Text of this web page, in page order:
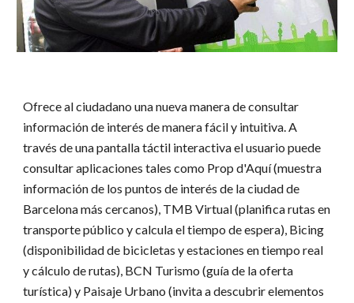
Ofrece al ciudadano una nueva manera de consultar
información de interés de manera fácil y intuitiva. A
través de una pantalla táctil interactiva el usuario puede
consultar aplicaciones tales como Prop d'Aquí (muestra
información de los puntos de interés de la ciudad de
Barcelona más cercanos), TMB Virtual (planifica rutas en
transporte público y calcula el tiempo de espera), Bicing
(disponibilidad de bicicletas y estaciones en tiempo real
y cálculo de rutas), BCN Turismo (guía de la oferta
turística) y Paisaje Urbano (invita a descubrir elementos